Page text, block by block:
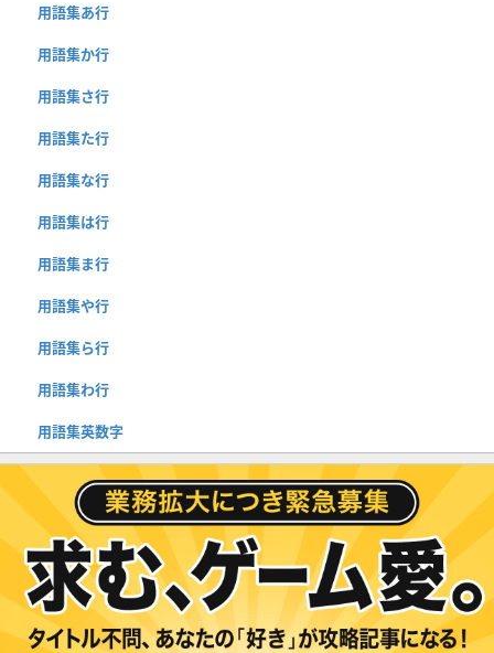
用語集あ行
用語集か行
用語集さ行
用語集た行
用語集な行
用語集は行
用語集ま行
用語集や行
用語集ら行
用語集わ行
用語集英数字